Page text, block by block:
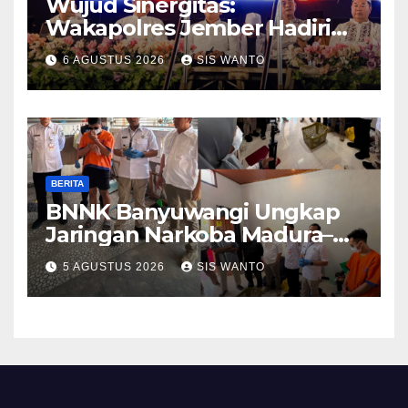
Wakapolres Jember Hadiri
Sholawat & Doa Sambut HUT
RI ke-81
6 AGUSTUS 2026 SIS WANTO
BERITA
BNNK Banyuwangi Ungkap
Jaringan Narkoba Madura–
Bali
5 AGUSTUS 2026 SIS WANTO